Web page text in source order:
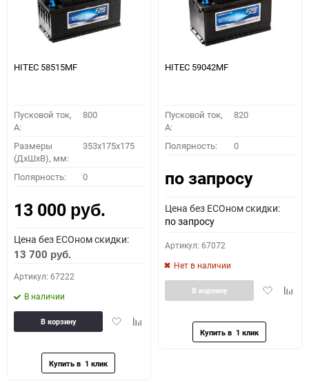
HITEC 58515MF
Пусковой ток,
A:
800
Размеры
(ДхШхВ), мм:
353x175x175
Полярность: 0
13 000 руб.
Цена без ECOном скидки:
13 700 руб.
Артикул: 67222
В наличии
ДобавитьДобавить
В корзину
HITEC 59042MF
Пусковой ток,
A:
820
Полярность: 0
по запросу
Цена без ECOном скидки:
по запросу
Артикул: 67072
Нет в наличии
Добавить
В корзину